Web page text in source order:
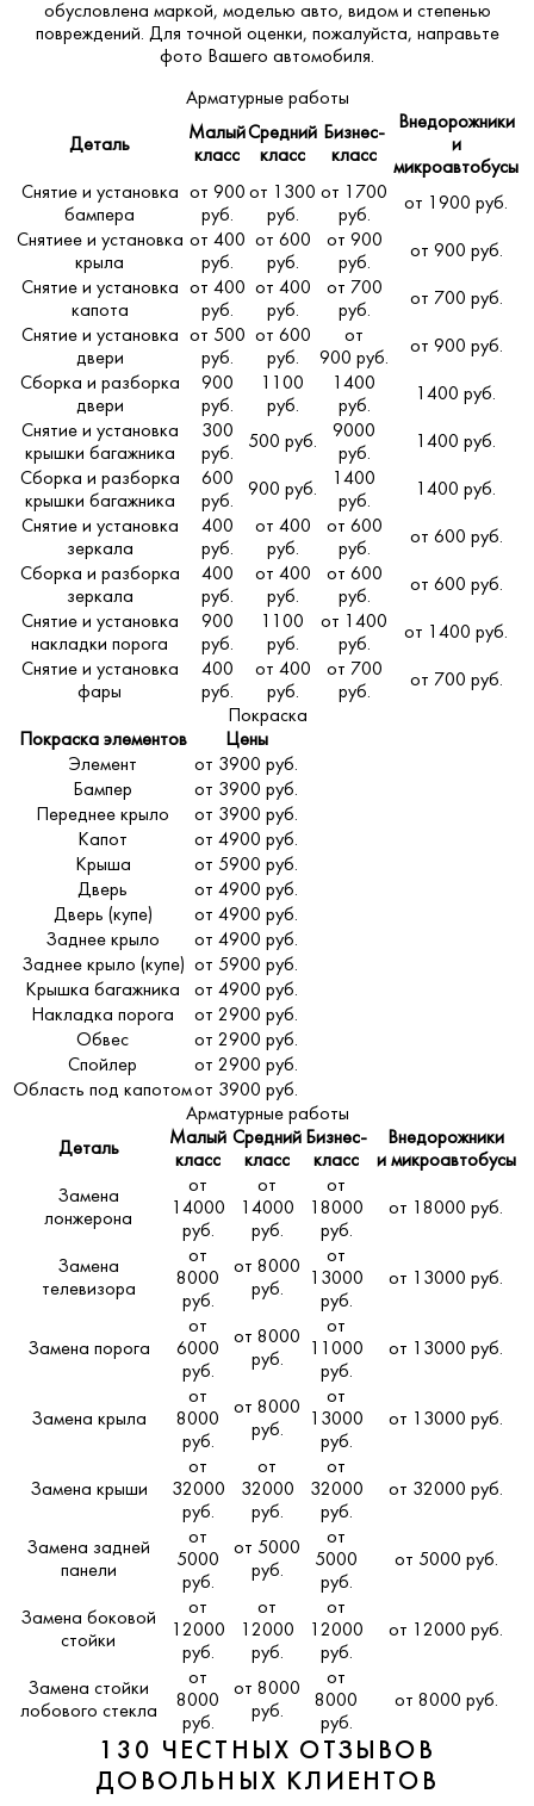
обусловлена маркой, моделью авто, видом и степенью
повреждений. Для точной оценки, пожалуйста, направьте
фото Вашего автомобиля.
Арматурные работы
Деталь
Малый
класс
Средний
класс
Бизнес-
класс
Внедорожники
и
микроавтобусы
Снятие и установка
бампера
от 900
руб.
от 1300
руб.
от 1700
руб.
от 1900 руб.
Снятиее и установка
крыла
от 400
руб.
от 600
руб.
от 900
руб.
от 900 руб.
Снятие и установка
капота
от 400
руб.
от 400
руб.
от 700
руб.
от 700 руб.
Снятие и установка
двери
от 500
руб.
от 600
руб.
от
900 руб.
от 900 руб.
Сборка и разборка
двери
900
руб.
1100
руб.
1400
руб.
1400 руб.
Снятие и установка
крышки багажника
300
руб.
500 руб.
9000
руб.
1400 руб.
Сборка и разборка
крышки багажника
600
руб.
900 руб.
1400
руб.
1400 руб.
Снятие и установка
зеркала
400
руб.
от 400
руб.
от 600
руб.
от 600 руб.
Сборка и разборка
зеркала
400
руб.
от 400
руб.
от 600
руб.
от 600 руб.
Снятие и установка
накладки порога
900
руб.
1100
руб.
от 1400
руб.
от 1400 руб.
Снятие и установка
фары
400
руб.
от 400
руб.
от 700
руб.
от 700 руб.
Покраска
Покраска элементов
Цены
Элемент
от 3900 руб.
Бампер
от 3900 руб.
Переднее крыло
от 3900 руб.
Капот
от 4900 руб.
Крыша
от 5900 руб.
Дверь
от 4900 руб.
Дверь (купе)
от 4900 руб.
Заднее крыло
от 4900 руб.
Заднее крыло (купе) от 5900 руб.
Крышка багажника
от 4900 руб.
Накладка порога
от 2900 руб.
Обвес
от 2900 руб.
Спойлер
от 2900 руб.
Область под капотомот 3900 руб.
Арматурные работы
Деталь
Малый
класс
Средний
класс
Бизнес-
класс
Внедорожники
и микроавтобусы
Замена
лонжерона
от
14000
руб.
от
14000
руб.
от
18000
руб.
от 18000 руб.
Замена
телевизора
от
8000
руб.
от 8000
руб.
от
13000
руб.
от 13000 руб.
Замена порога
от
6000
руб.
от 8000
руб.
от
11000
руб.
от 13000 руб.
Замена крыла
от
8000
руб.
от 8000
руб.
от
13000
руб.
от 13000 руб.
Замена крыши
от
32000
руб.
от
32000
руб.
от
32000
руб.
от 32000 руб.
Замена задней
панели
от
5000
руб.
от 5000
руб.
от
5000
руб.
от 5000 руб.
Замена боковой
стойки
от
12000
руб.
от
12000
руб.
от
12000
руб.
от 12000 руб.
Замена стойки
лобового стекла
от
8000
руб.
от 8000
руб.
от
8000
руб.
от 8000 руб.
130 ЧЕСТНЫХ ОТЗЫВОВ
ДОВОЛЬНЫХ КЛИЕНТОВ